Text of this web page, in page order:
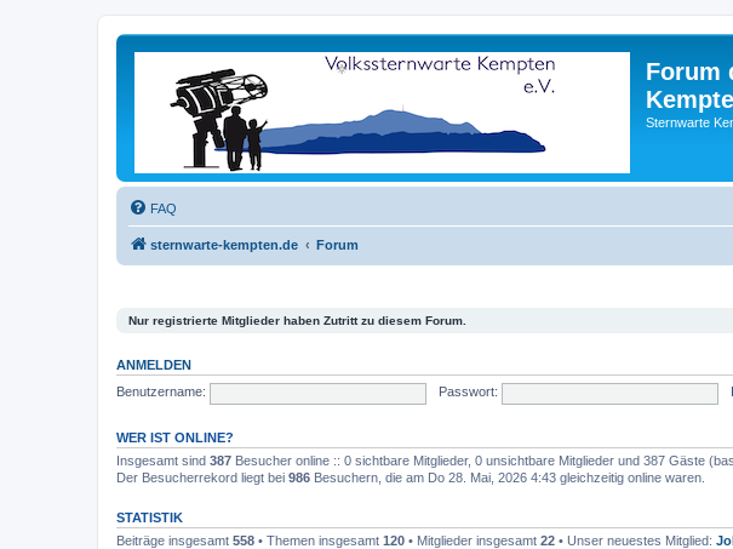
Forum
Sternwarte
FAQ
sternwarte-kempten.de Forum
Nur registrierte Mitglieder haben Zutritt zu diesem Forum.
ANMELDEN
Benutzername:
Passwort:
WER IST ONLINE?
Insgesamt sind 387 Besucher online :: 0 sichtbare Mitglieder, 0 unsichtbare Mitglieder und 387 Gäste
Der Besucherrekord liegt bei 986 Besuchern, die am Do 28. Mai, 2026 4:43 gleichzeitig online waren.
STATISTIK
Beiträge insgesamt 558 • Themen insgesamt 120 • Mitglieder insgesamt 22 • Unser neuestes Mitglied: